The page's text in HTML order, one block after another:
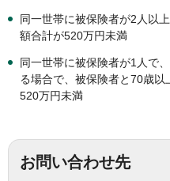
同一世帯に被保険者が2人以
額合計が520万円未満
同一世帯に被保険者が1人で
る場合で、被保険者と70歳
520万円未満
お問い合わせ先